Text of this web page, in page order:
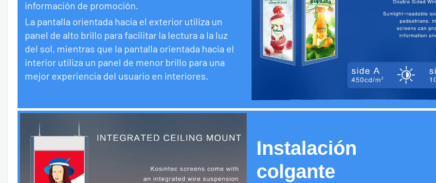
información de promoción.
La pantalla orientada hacia el exterior utiliza un
panel de alto brillo para facilitar la lectura a la luz
del sol, mientras que la pantalla orientada hacia el
interior utiliza un panel de menor brillo para una
mejor experiencia del usuario en interiores.
Instalación
colgante